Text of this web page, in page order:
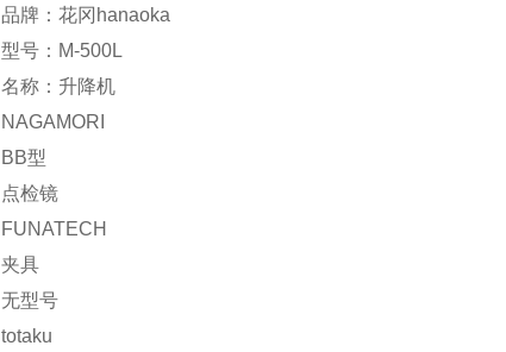
品牌：花冈hanaoka
型号：M-500L
名称：升降机
NAGAMORI
BB型
点检镜
FUNATECH
夹具
无型号
totaku